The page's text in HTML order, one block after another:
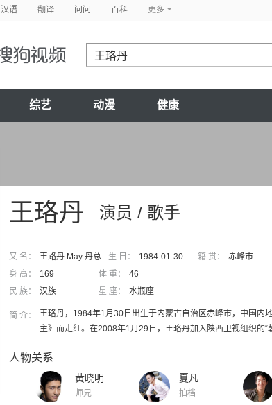
汉语 翻译 问问 百科 更多
综艺 动漫 健康
演员 / 歌手
王珞丹
又 名： 王路丹 May 丹总 生 日： 1984-01-30 籍 贯：
赤峰市
身 高：
169 体 重：
46
民 族：
汉族 星 座： 水瓶座
简 介：
王珞丹，1984年1月30日出生于内蒙古自治区赤峰市，中国内
主》而走红。在2008年1月29日，王珞丹加入陕西卫视组织的“
人物关系
黄晓明
师兄
夏凡
拍档